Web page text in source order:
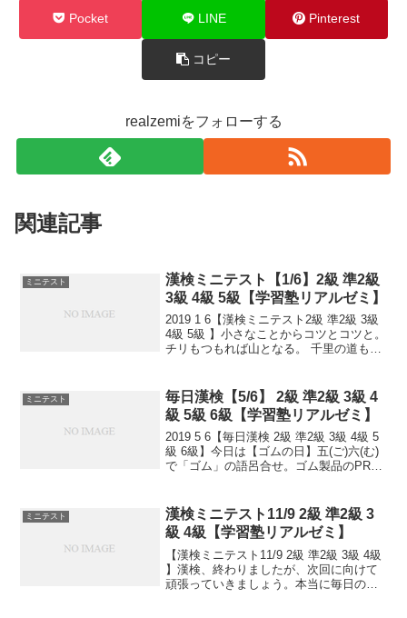
Pocket LINE Pinterest
コピー
realzemiをフォローする
関連記事
ミニテスト
漢検ミニテスト【1/6】2級 準2級
3級 4級 5級【学習塾リアルゼミ】
2019 1 6【漢検ミニテスト2級 準2級 3級
4級 5級 】小さなことからコツとコツと。
チリもつもれば山となる。 千里の道も一
熟語問題などの出来具合が合否...
ミニテスト
毎日漢検【5/6】 2級 準2級 3級 4
級 5級 6級【学習塾リアルゼミ】
2019 5 6【毎日漢検 2級 準2級 3級 4級 5
級 6級】今日は【ゴムの日】五(ご)六(む)
で「ゴム」の語呂合せ。ゴム製品のPRの
ちぬや」が制定。五(こ)六(ろ...
ミニテスト
漢検ミニテスト11/9 2級 準2級 3
級 4級【学習塾リアルゼミ】
【漢検ミニテスト11/9 2級 準2級 3級 4級
】漢検、終わりましたが、次回に向けて
頑張っていきましょう。本当に毎日の積